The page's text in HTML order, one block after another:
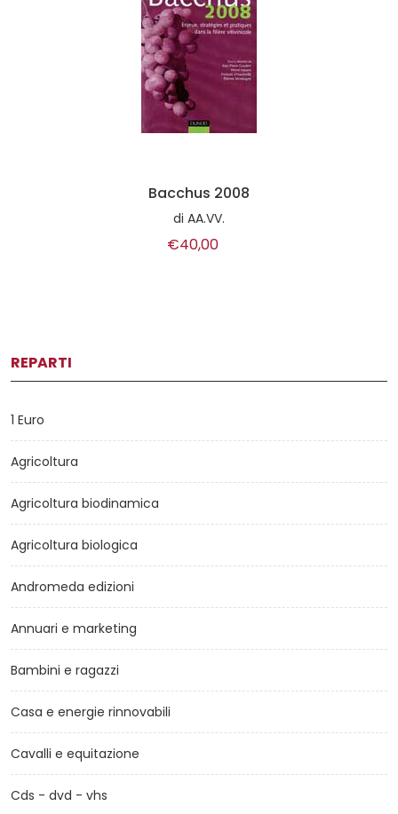
Bacchus 2008
di AA.VV.
€40,00
REPARTI
1 Euro
Agricoltura
Agricoltura biodinamica
Agricoltura biologica
Andromeda edizioni
Annuari e marketing
Bambini e ragazzi
Casa e energie rinnovabili
Cavalli e equitazione
Cds - dvd - vhs